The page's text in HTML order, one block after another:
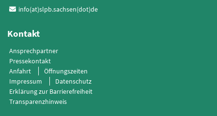
info(at)slpb.sachsen(dot)de
Kontakt
Ansprechpartner
Pressekontakt
Anfahrt
Öffnungszeiten
Impressum
Datenschutz
Erklärung zur Barrierefreiheit
Transparenzhinweis